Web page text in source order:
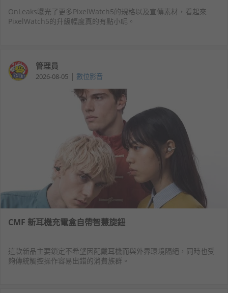
OnLeaks曝光了更多PixelWatch5的規格以及宣傳素材，看起來
PixelWatch5的升級幅度真的有點小呢。
管理員
2026-08-05 | 數位影音
CMF 新耳機充電盒自帶智慧旋鈕
這款新品主要鎖定不希望因配戴耳機而與外界環境隔絕，同時也受
夠傳統觸控操作容易出錯的消費族群。